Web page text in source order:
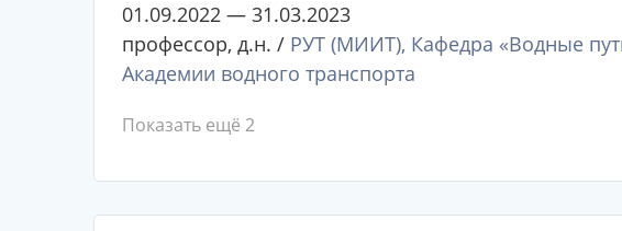
01.09.2022 — 31.03.2023
профессор, д.н. / РУТ (МИИТ), Кафедра «Водные
Академии водного транспорта
Показать ещё 2